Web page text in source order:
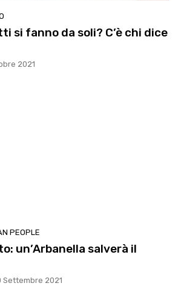
si fanno da soli? C’è chi dice
2021
PEOPLE
un’Arbanella salverà il
Settembre 2021